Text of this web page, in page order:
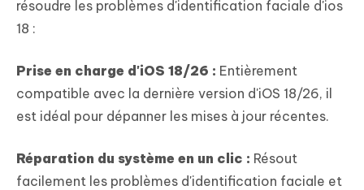
résoudre les problèmes d'identification faciale d'ios
18 :
Prise en charge d'iOS 18/26 : Entièrement
compatible avec la dernière version d'iOS 18/26, il
est idéal pour dépanner les mises à jour récentes.
Réparation du système en un clic : Résout
facilement les problèmes d'identification faciale et